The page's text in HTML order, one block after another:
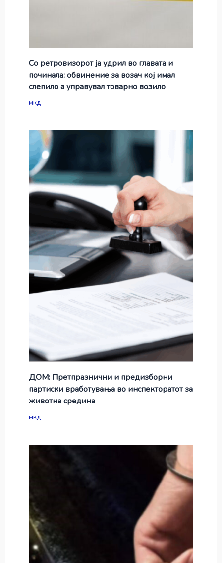
Со ретровизорот ја удрил во главата и
починала: обвинение за возач кој имал
слепило а управувал товарно возило
мкд
ДОМ: Претпразнични и предизборни
партиски вработувања во инспекторатот за
животна средина
мкд